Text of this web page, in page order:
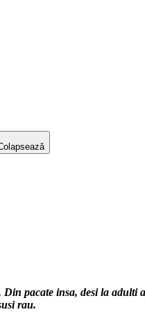
pacate insa, desi la
rau.